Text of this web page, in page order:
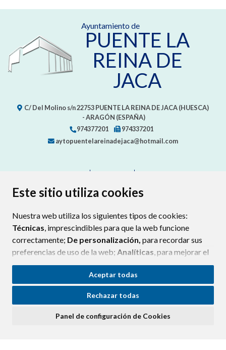
Este sitio utiliza cookies
Nuestra web utiliza los siguientes tipos de cookies:
Técnicas, imprescindibles para que la web funcione
correctamente; De personalización, para recordar sus
preferencias de uso de la web; Analíticas, para mejorar el
funcionamiento de la web y sus servicios.
Si acepta pulsando el botón“Aceptar todas”
consideramos que acepta su uso. Si pulsa el botón
ninguna acción, se guardarán las cookies técnicas
Aceptar todas
Rechazar todas
Panel de configuración de Cookies
Ayuntamiento de
PUENTE LA
REINA DE
JACA
C/ Del Molino s/n22753PUENTE LA REINA DE JACA (HUESCA)
- ARAGÓN (ESPAÑA)
974377201
974337201
aytopuentelareinadejaca@hotmail.com
PROTECCIÓN DE DATOS
POLÍTICA DE COOKIES